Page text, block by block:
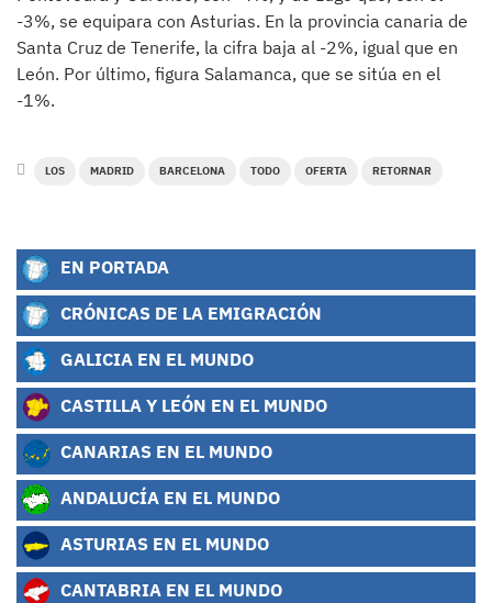
-3%, se equipara con Asturias. En la provincia canaria de
Santa Cruz de Tenerife, la cifra baja al -2%, igual que en
León. Por último, figura Salamanca, que se sitúa en el
-1%.
LOS MADRID BARCELONA TODO OFERTA RETORNAR
EN PORTADA
CRÓNICAS DE LA EMIGRACIÓN
GALICIA EN EL MUNDO
CASTILLA Y LEÓN EN EL MUNDO
CANARIAS EN EL MUNDO
ANDALUCÍA EN EL MUNDO
ASTURIAS EN EL MUNDO
CANTABRIA EN EL MUNDO